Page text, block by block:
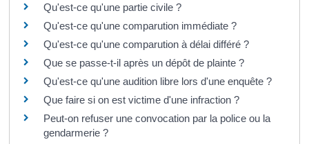
Qu'est-ce qu'une partie civile ?
Qu'est-ce qu'une comparution immédiate ?
Qu'est-ce qu'une comparution à délai différé ?
Que se passe-t-il après un dépôt de plainte ?
Qu'est-ce qu'une audition libre lors d'une enquête ?
Que faire si on est victime d'une infraction ?
Peut-on refuser une convocation par la police ou la
gendarmerie ?